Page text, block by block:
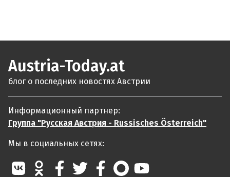
Austria-Today.at
блог о последних новостях Австрии
Информационный партнер:
Группа "Русская Австрия - Russisches Österreich"
Мы в социальных сетях: